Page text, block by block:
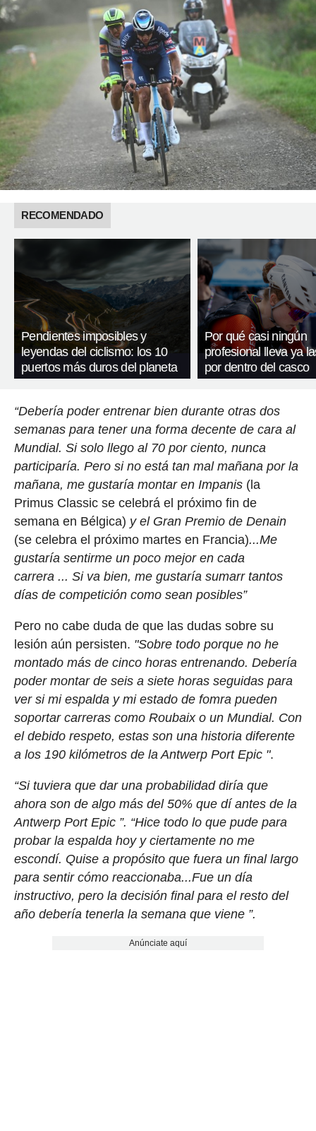
RECOMENDADO
Pendientes imposibles y
leyendas del ciclismo: los 10
puertos más duros del planeta
Por qué casi ningún
profesional lleva ya
por dentro del casco
“Debería poder entrenar bien durante otras dos
semanas para tener una forma decente de cara al
Mundial. Si solo llego al 70 por ciento, nunca
participaría. Pero si no está tan mal mañana por la
mañana, me gustaría montar en Impanis (la
Primus Classic se celebrá el próximo fin de
semana en Bélgica) y el Gran Premio de Denain
(se celebra el próximo martes en Francia)...Me
gustaría sentirme un poco mejor en cada
carrera ... Si va bien, me gustaría sumarr tantos
días de competición como sean posibles”
Pero no cabe duda de que las dudas sobre su
lesión aún persisten. "Sobre todo porque no he
montado más de cinco horas entrenando. Debería
poder montar de seis a siete horas seguidas para
ver si mi espalda y mi estado de fomra pueden
soportar carreras como Roubaix o un Mundial. Con
el debido respeto, estas son una historia diferente
a los 190 kilómetros de la Antwerp Port Epic ".
“Si tuviera que dar una probabilidad diría que
ahora son de algo más del 50% que dí antes de la
Antwerp Port Epic ”. “Hice todo lo que pude para
probar la espalda hoy y ciertamente no me
escondí. Quise a propósito que fuera un final largo
para sentir cómo reaccionaba...Fue un día
instructivo, pero la decisión final para el resto del
año debería tenerla la semana que viene ”.
Anúnciate aquí